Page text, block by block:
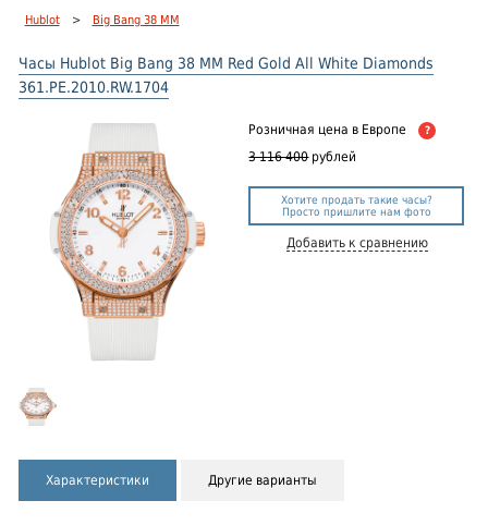
Hublot > Big Bang 38 MM
Часы Hublot Big Bang 38 MM Red Gold All White Diamonds
361.PE.2010.RW.1704
Розничная цена в Европе ?
3 116 400 рублей
Хотите продать такие часы?
Просто пришлите нам фото
Добавить к сравнению
Характеристики Другие варианты